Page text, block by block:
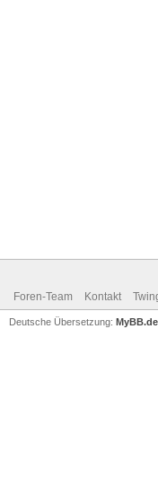
Foren-Team Kontakt
Deutsche Übersetzung: MyBB.de